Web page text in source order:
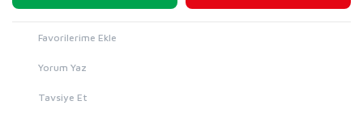
Yorum Yaz
Tavsiye Et